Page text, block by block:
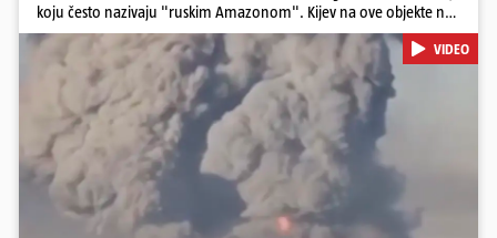
koju često nazivaju "ruskim Amazonom". Kijev na ove objekte ne
gleda samo kao na obična trgovačka skladišta, već tvrdi da ih ruske
snage koriste i za vojne potrebe, odnosno za skladištenje i
distribuciju dijelova za dronove i druge opreme koja se koristi u
ratu. S druge strane, napadi služe i kao izravan odgovor na ruska
bombardiranja ukrajinske poštanske i logističke infrastrukture te
kao način da se ekonomske posljedice rata prenesu dublje na ruski
teritorij i približe običnim građanima.
Pokretanje videa...
VIDEO